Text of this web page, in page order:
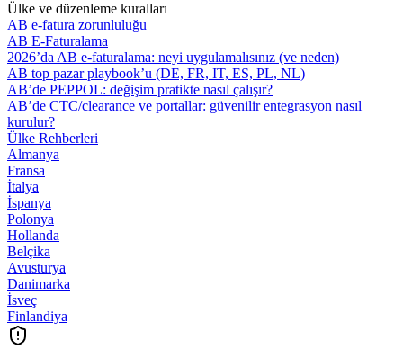
Ülke ve düzenleme kuralları
AB e-fatura zorunluluğu
AB E-Faturalama
2026’da AB e‑faturalama: neyi uygulamalısınız (ve neden)
AB top pazar playbook’u (DE, FR, IT, ES, PL, NL)
AB’de PEPPOL: değişim pratikte nasıl çalışır?
AB’de CTC/clearance ve portallar: güvenilir entegrasyon nasıl
kurulur?
Ülke Rehberleri
Almanya
Fransa
İtalya
İspanya
Polonya
Hollanda
Belçika
Avusturya
Danimarka
İsveç
Finlandiya